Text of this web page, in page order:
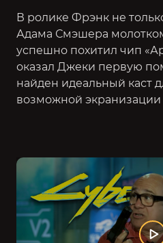
В ролике Фрэнк не
Адама Смэшера
успешно похитил чип
оказал Джеки первую
найден идеальный каст
возможной экранизации